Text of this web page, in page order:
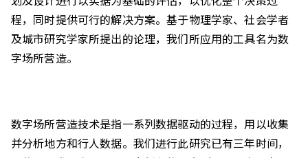
程，同时提供可行的解决方案。基于物理学家、社会学者
及城市研究学家所提出的论理，我们所应用的工具名为数
字场所营造。
数字场所营造技术是指一系列数据驱动的过程，用以收集
并分析地方和行人数据。我们进行此研究已有三年时间，